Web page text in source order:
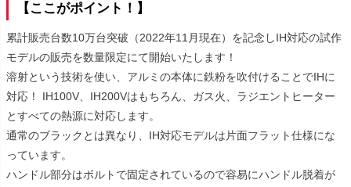
【ここがポイント！】
累計販売台数10万台突破（2022年11月現在）を記念しIH対応の試作
モデルの販売を数量限定にて開始いたします！
溶射という技術を使い、アルミの本体に鉄粉を吹付けることでIHに
対応！ IH100V、IH200Vはもちろん、ガス火、ラジエントヒーター
とすべての熱源に対応します。
通常のブラックとは異なり、IH対応モデルは片面フラット仕様にな
っています。
ハンドル部分はボルトで固定されているので容易にハンドル脱着が